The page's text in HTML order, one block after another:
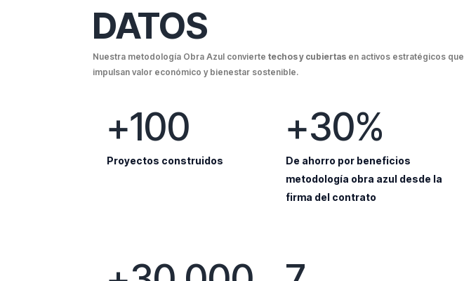
DATOS
Nuestra metodología Obra Azul convierte techos y cubiertas en activos estratégicos que
impulsan valor económico y bienestar sostenible.
+100
Proyectos construidos
+30%
De ahorro por beneficios
metodología obra azul desde la
firma del contrato